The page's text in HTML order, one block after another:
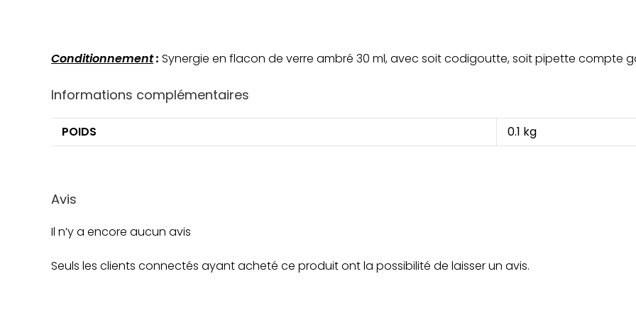
Conditionnement: Synergie en flacon de verre ambré 30 ml, avec soit codigoutte, soit pipette compte
Informations complémentaires
POIDS 0.1 kg
Avis
Il n’y a encore aucun avis
Seuls les clients connectés ayant acheté ce produit ont la possibilité de laisser un avis.